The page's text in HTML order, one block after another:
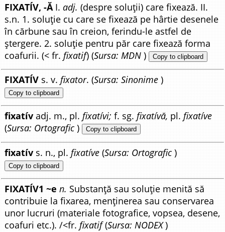
FIXATÍV, -Ă I.adj. (despre soluții) care fixează. II.
s.n. 1. soluție cu care se fixează pe hârtie desenele
în cărbune sau în creion, ferindu-le astfel de
ștergere. 2. soluție pentru păr care fixează forma
coafurii. (< fr.fixatif) (Sursa: MDN ) Copy to clipboard
FIXATÍV s. v.fixator. (Sursa: Sinonime )
Copy to clipboard
fixatívadj. m., pl.fixatívi; f. sg.fixatívă, pl.fixatíve
(Sursa: Ortografic ) Copy to clipboard
fixatív s. n., pl. fixatíve (Sursa: Ortografic )
Copy to clipboard
FIXATÍV1 ~e n. Substanță sau soluție menită să
contribuie la fixarea, menținerea sau conservarea
unor lucruri (materiale fotografice, vopsea, desene,
coafuri etc.). /<fr.fixatif(Sursa: NODEX)